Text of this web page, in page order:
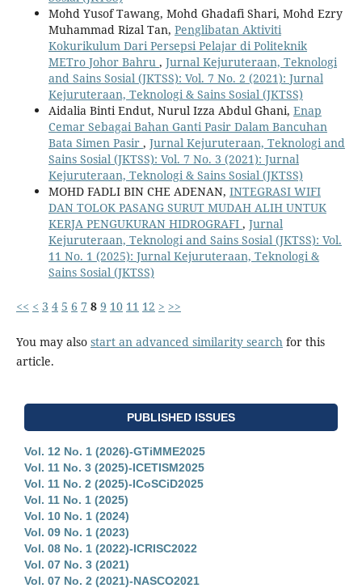
Mohd Yusof Tawang, Mohd Ghadafi Shari, Mohd Ezry
Muhammad Rizal Tan, Penglibatan Aktiviti
Kokurikulum Dari Persepsi Pelajar di Politeknik
METro Johor Bahru , Jurnal Kejuruteraan, Teknologi
and Sains Sosial (JKTSS): Vol. 7 No. 2 (2021): Jurnal
Kejuruteraan, Teknologi & Sains Sosial (JKTSS)
Aidalia Binti Endut, Nurul Izza Abdul Ghani, Enap
Cemar Sebagai Bahan Ganti Pasir Dalam Bancuhan
Bata Simen Pasir , Jurnal Kejuruteraan, Teknologi and
Sains Sosial (JKTSS): Vol. 7 No. 3 (2021): Jurnal
Kejuruteraan, Teknologi & Sains Sosial (JKTSS)
MOHD FADLI BIN CHE ADENAN, INTEGRASI WIFI
DAN TOLOK PASANG SURUT MUDAH ALIH UNTUK
KERJA PENGUKURAN HIDROGRAFI , Jurnal
Kejuruteraan, Teknologi and Sains Sosial (JKTSS): Vol.
11 No. 1 (2025): Jurnal Kejuruteraan, Teknologi &
Sains Sosial (JKTSS)
<< < 3 4 5 6 7 8 9 10 11 12 > >>
You may also start an advanced similarity searchfor this
article.
PUBLISHED ISSUES
Vol. 12 No. 1 (2026)-GTiMME2025
Vol. 11 No. 3 (2025)-ICETISM2025
Vol. 11 No. 2 (2025)-ICoSCiD2025
Vol. 11 No. 1 (2025)
Vol. 10 No. 1 (2024)
Vol. 09 No. 1 (2023)
Vol. 08 No. 1 (2022)-ICRISC2022
Vol. 07 No. 3 (2021)
Vol. 07 No. 2 (2021)-NASCO2021